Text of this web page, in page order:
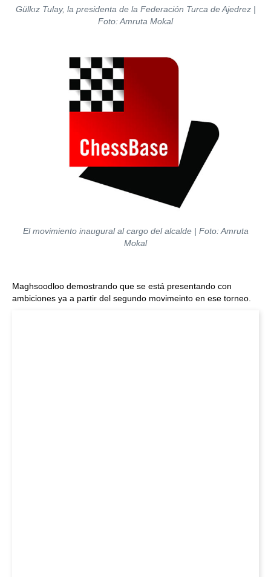
Gülkız Tulay, la presidenta de la Federación Turca de Ajedrez |
Foto: Amruta Mokal
El movimiento inaugural al cargo del alcalde | Foto: Amruta
Mokal
Maghsoodloo demostrando que se está presentando con
ambiciones ya a partir del segundo movimeinto en ese torneo.